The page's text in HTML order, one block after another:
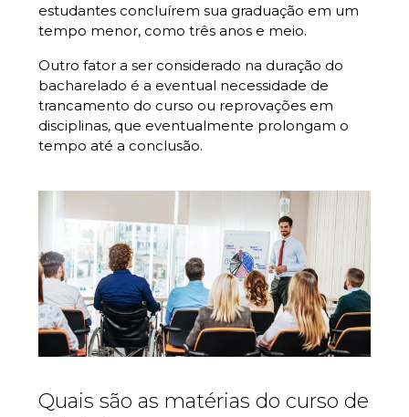
estudantes concluírem sua graduação em um
tempo menor, como três anos e meio.
Outro fator a ser considerado na duração do
bacharelado é a eventual necessidade de
trancamento do curso ou reprovações em
disciplinas, que eventualmente prolongam o
tempo até a conclusão.
Quais são as matérias do curso de